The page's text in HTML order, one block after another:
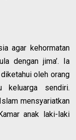
agar kehormatan
dengan jima’. Ia
oleh orang
keluarga sendiri.
mensyariatkan
anak laki-laki